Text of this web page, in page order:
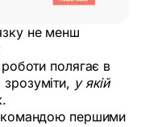
не менш
полягає в
у якій
командою першими